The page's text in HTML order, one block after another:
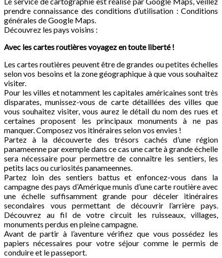
prendre connaissance des conditions d’utilisation : Conditions
générales de Google Maps.
Découvrez les pays voisins :
Avec les cartes routières voyagez en toute liberté !
Les cartes routières peuvent être de grandes ou petites échelles
selon vos besoins et la zone géographique à que vous souhaitez
visiter.
Pour les villes et notamment les capitales américaines sont très
disparates, munissez-vous de carte détaillées des villes que
vous souhaitez visiter, vous aurez le détail du nom des rues et
certaines proposent les principaux monuments à ne pas
manquer. Composez vos itinéraires selon vos envies !
Partez à la découverte des trésors cachés d’une région
panameenne par exemple dans ce cas une carte à grande échelle
sera nécessaire pour permettre de connaître les sentiers, les
petits lacs ou curiosités panameennes.
Partez loin des sentiers battus et enfoncez-vous dans la
campagne des pays d’Amérique munis d’une carte routière avec
une échelle suffisamment grande pour déceler itinéraires
secondaires vous permettant de découvrir l’arrière pays.
Découvrez au fil de votre circuit les ruisseaux, villages,
monuments perdus en pleine campagne.
Avant de partir à l’aventure vérifiez que vous possédez les
papiers nécessaires pour votre séjour comme le permis de
conduire et le passeport.